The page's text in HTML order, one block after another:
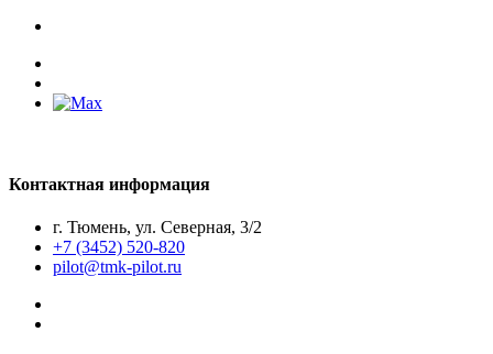
Контактная информация
г. Тюмень, ул. Северная, 3/2
+7 (3452) 520-820
pilot@tmk-pilot.ru